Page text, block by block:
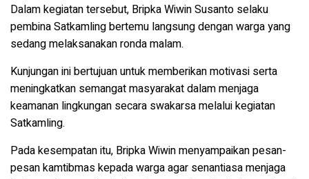
Dalam kegiatan tersebut, Bripka Wiwin Susanto selaku
pembina Satkamling bertemu langsung dengan warga yang
sedang melaksanakan ronda malam.
Kunjungan ini bertujuan untuk memberikan motivasi serta
meningkatkan semangat masyarakat dalam menjaga
keamanan lingkungan secara swakarsa melalui kegiatan
Satkamling.
Pada kesempatan itu, Bripka Wiwin menyampaikan pesan-
pesan kamtibmas kepada warga agar senantiasa menjaga